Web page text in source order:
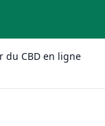
du CBD en ligne